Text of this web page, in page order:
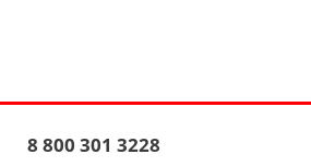
8 800 301 3228